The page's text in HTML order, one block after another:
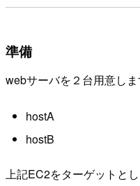
準備
webサーバを２台用意しま
hostA
hostB
上記EC2をターゲットと